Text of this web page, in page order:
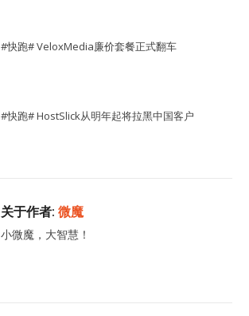
#快跑# VeloxMedia廉价套餐正式翻车
#快跑# HostSlick从明年起将拉黑中国客户
关于作者:微魔
小微魔，大智慧！